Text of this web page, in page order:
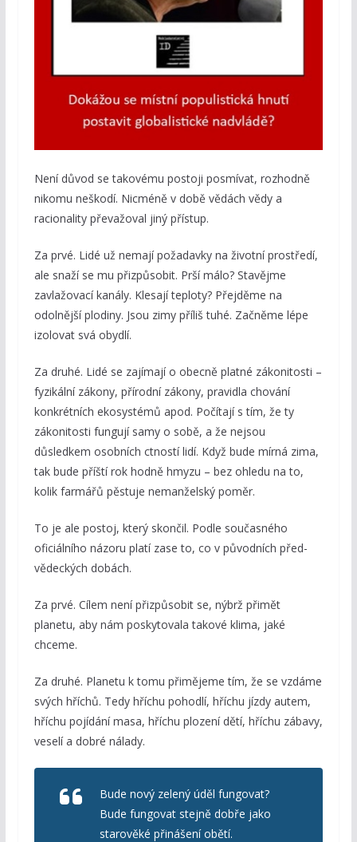
Není důvod se takovému postoji posmívat, rozhodně
nikomu neškodí. Nicméně v době vědách vědy a
racionality převažoval jiný přístup.
Za prvé. Lidé už nemají požadavky na životní prostředí,
ale snaží se mu přizpůsobit. Prší málo? Stavějme
zavlažovací kanály. Klesají teploty? Přejděme na
odolnější plodiny. Jsou zimy příliš tuhé. Začněme lépe
izolovat svá obydlí.
Za druhé. Lidé se zajímají o obecně platné zákonitosti –
fyzikální zákony, přírodní zákony, pravidla chování
konkrétních ekosystémů apod. Počítají s tím, že ty
zákonitosti fungují samy o sobě, a že nejsou
důsledkem osobních ctností lidí. Když bude mírná zima,
tak bude příští rok hodně hmyzu – bez ohledu na to,
kolik farmářů pěstuje nemanželský poměr.
To je ale postoj, který skončil. Podle současného
oficiálního názoru platí zase to, co v původních před-
vědeckých dobách.
Za prvé. Cílem není přizpůsobit se, nýbrž přimět
planetu, aby nám poskytovala takové klima, jaké
chceme.
Za druhé. Planetu k tomu přimějeme tím, že se vzdáme
svých hříchů. Tedy hříchu pohodlí, hříchu jízdy autem,
hříchu pojídání masa, hříchu plození dětí, hříchu zábavy,
veselí a dobré nálady.
Bude nový zelený úděl fungovat?
Bude fungovat stejně dobře jako
starověké přinášení obětí.